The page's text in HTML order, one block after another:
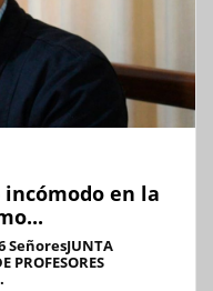
incómodo en la
SeñoresJUNTA
PROFESORES